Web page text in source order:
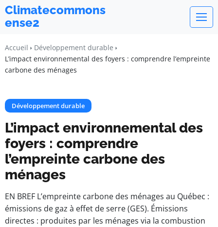
Climatecommons
ense2
Accueil
Développement durable
L’impact environnemental des foyers : comprendre l’empreinte
carbone des ménages
Développement durable
L’impact environnemental des
foyers : comprendre
l’empreinte carbone des
ménages
EN BREF L’empreinte carbone des ménages au Québec :
émissions de gaz à effet de serre (GES). Émissions
directes : produites par les ménages via la combustion